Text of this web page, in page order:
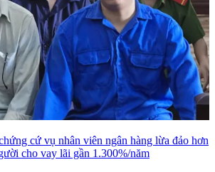
cứ vụ nhân viên ngân hàng lừa đảo hơn
cho vay lãi gần 1.300%/năm